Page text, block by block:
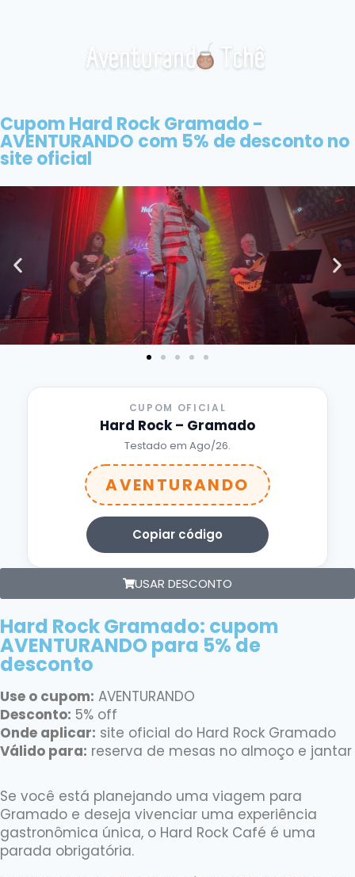
Cupom Hard Rock Gramado -
AVENTURANDO com 5% de desconto no
site oficial
CUPOM OFICIAL
Hard Rock – Gramado
Testado em Ago/26.
AVENTURANDO
Copiar código
USAR DESCONTO
Hard Rock Gramado: cupom
AVENTURANDO para 5% de
desconto
Use o cupom: AVENTURANDO
Desconto: 5% off
Onde aplicar: site oficial do Hard Rock Gramado
Válido para: reserva de mesas no almoço e jantar
Se você está planejando uma viagem para
Gramado e deseja vivenciar uma experiência
gastronômica única, o Hard Rock Café é uma
parada obrigatória.